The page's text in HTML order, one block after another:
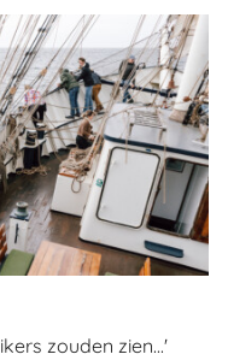
zouden zien...'